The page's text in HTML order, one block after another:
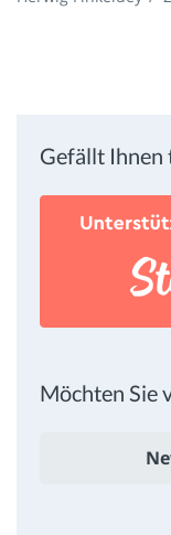
Gefällt Ihnen
Möchten Sie